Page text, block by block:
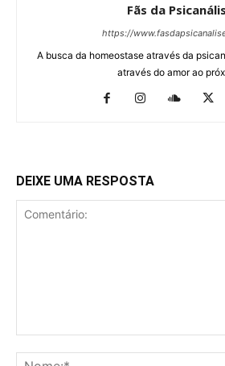
Fãs da
https://
A busca da homeostase através da
através do amor ao
DEIXE UMA RESPOSTA